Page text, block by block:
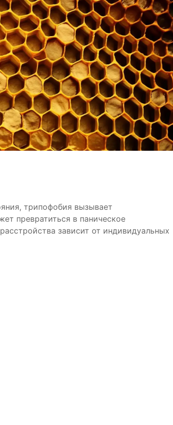
трипофобия вызывает
превратиться в паническое
зависит от индивидуальных